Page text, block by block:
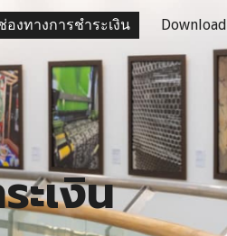
Skip to navigation
องทางการชำระเงิน Download
ะเงิน